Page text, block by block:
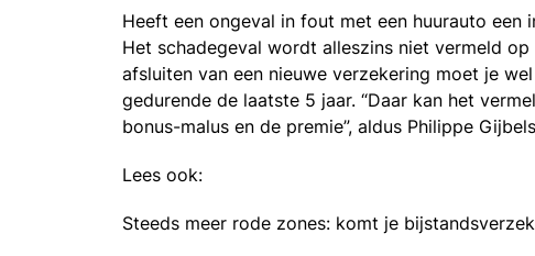
Heeft een ongeval in fout met een huurauto
Het schadegeval wordt alleszins niet vermeld
afsluiten van een nieuwe verzekering moet je
gedurende de laatste 5 jaar. “Daar kan het
bonus-malus en de premie”, aldus Philippe
Lees ook:
Steeds meer rode zones: komt je